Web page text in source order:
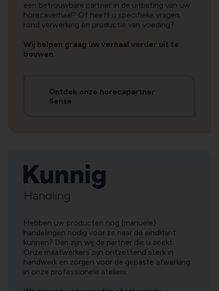
een betrouwbare partner in de uitbating van uw
horecaverhaal? Of heeft u specifieke vragen
rond verwerking en productie van voeding?
Wij helpen graag uw verhaal verder uit te
bouwen.
Ontdek onze horecapartner
Sense
Handling
Hebben uw producten nog (manuele)
handelingen nodig voor ze naar de eindklant
kunnen? Dan zijn wij de partner die u zoekt.
Onze maatwerkers zijn ontzettend sterk in
handwerk en zorgen voor de gepaste afwerking
in onze professionele ateliers.